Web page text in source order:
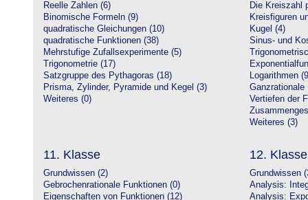
Reelle Zahlen (6)
Binomische Formeln (9)
quadratische Gleichungen (10)
quadratische Funktionen (38)
Mehrstufige Zufallsexperimente (5)
Trigonometrie (17)
Satzgruppe des Pythagoras (18)
Prisma, Zylinder, Pyramide und Kegel (3)
Weiteres (0)
Die Kreiszahl
Kreisfiguren
Kugel (4)
Sinus- und
Logarithmen
Ganzrationale
Vertiefen der
Weiteres (3)
11. Klasse
Grundwissen (2)
Gebrochenrationale Funktionen (0)
Eigenschaften von Funktionen (12)
12. Klasse
Grundwissen
Analysis:
Analysis: